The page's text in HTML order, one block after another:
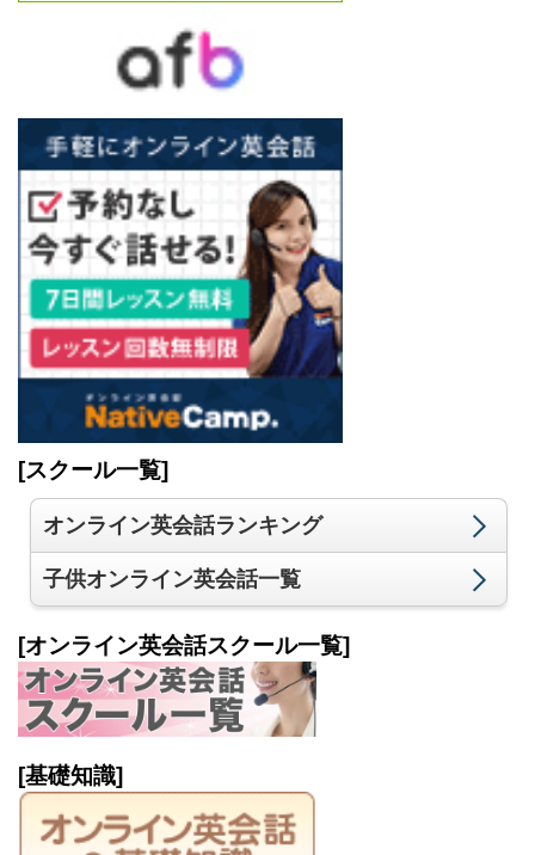
[スクール一覧]
オンライン英会話ランキング
子供オンライン英会話一覧
[オンライン英会話スクール一覧]
[基礎知識]